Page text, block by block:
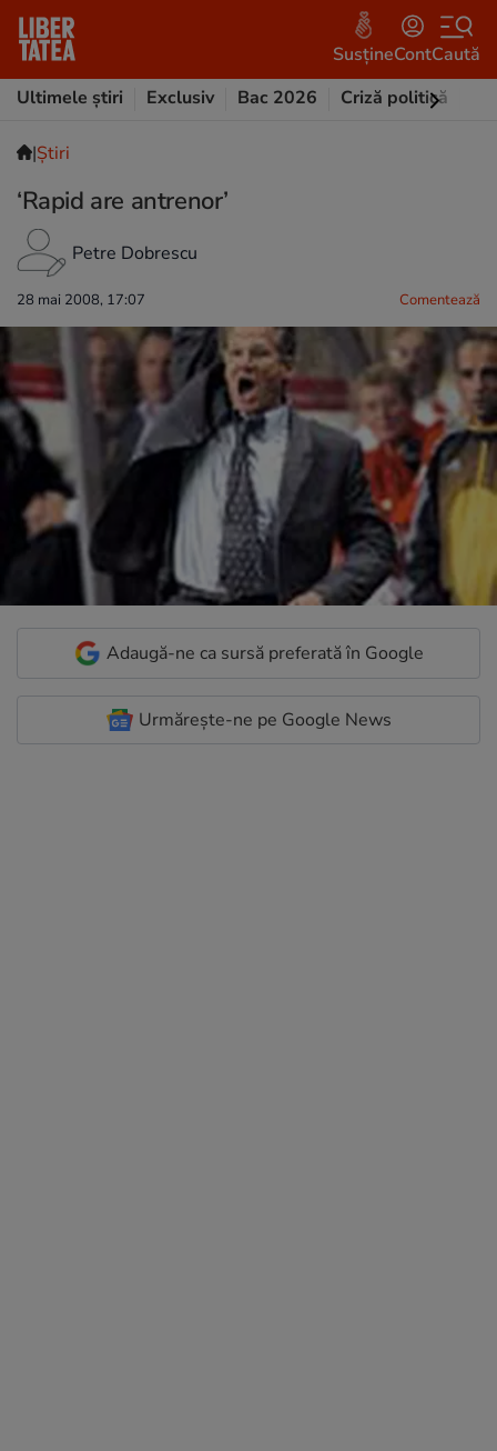
SusțineContCaută
Ultimele știri
Exclusiv Bac 2026 Criză politică
|Ştiri
‘Rapid are antrenor’
Petre Dobrescu
28 mai 2008, 17:07 Comentează
Adaugă-ne ca sursă preferată în Google
Urmărește-ne pe Google News